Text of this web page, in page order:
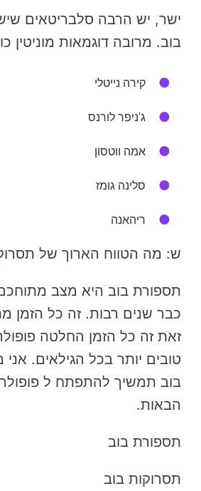
ישר, יש הרבה סלבריטאים
בוב. מרובה דוגמאות מוניטין
קירה נייטלי
ג'ניפר לורנס
אמה ווטסון
סלינה גומז
ריהאנה
ש: מה הטווח הארוך של
תספורת בוב היא מצב
כבר שנים רבות. זה כל הזמן
זאת זה כל הזמן החלטה
טובים יותר בכל הגילאים.
בוב תמשיך להתפתח ל
הבאות.
תספורת בוב
תסרוקות בוב